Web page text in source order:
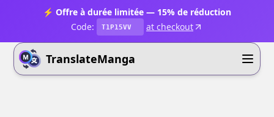
⚡ Offre à durée limitée — 15% de réduction
Code:
T1P15VV at checkout
TranslateManga